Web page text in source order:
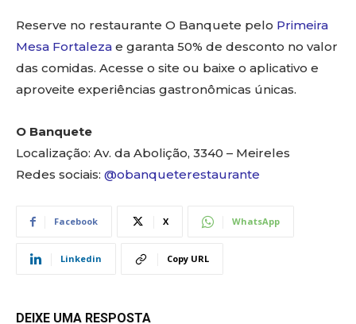
Reserve no restaurante O Banquete pelo Primeira
Mesa Fortaleza e garanta 50% de desconto no valor
das comidas. Acesse o site ou baixe o aplicativo e
aproveite experiências gastronômicas únicas.
O Banquete
Localização: Av. da Abolição, 3340 – Meireles
Redes sociais: @obanqueterestaurante
Facebook X WhatsApp
Linkedin Copy URL
DEIXE UMA RESPOSTA